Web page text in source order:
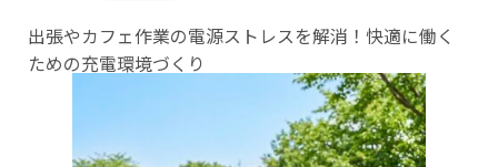
出張やカフェ作業の電源ストレスを解消！快適に働く
ための充電環境づくり